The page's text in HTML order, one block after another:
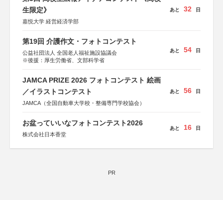
生限定》
嘉悦大学 経営経済学部
あと 32 日
第19回 介護作文・フォトコンテスト
公益社団法人 全国老人福祉施設協議会
※後援：厚生労働省、文部科学省
あと 54 日
JAMCA PRIZE 2026 フォトコンテスト 絵画
／イラストコンテスト
JAMCA（全国自動車大学校・整備専門学校協会）
あと 56 日
お盆っていいなフォトコンテスト2026
株式会社日本香堂
あと 16 日
PR